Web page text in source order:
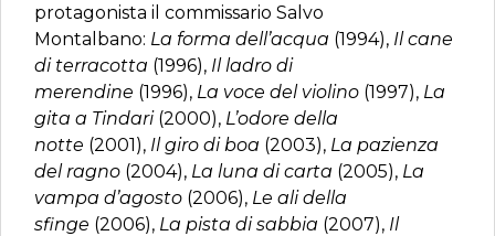
protagonista il commissario Salvo
Montalbano: La forma dell’acqua (1994), Il cane
di terracotta (1996), Il ladro di
merendine (1996), La voce del violino (1997), La
gita a Tindari (2000), L’odore della
notte (2001), Il giro di boa (2003), La pazienza
del ragno (2004), La luna di carta (2005), La
vampa d’agosto (2006), Le ali della
sfinge (2006), La pista di sabbia (2007), Il